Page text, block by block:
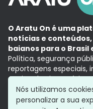
O Aratu On é uma
notícias e
baianos para o Brasil
Política, segurança
reportagens especiais,
Aqui, tudo vira notícia
com a credibilidade do
Grupo Aratu
Política
Nós utilizamos
personalizar a sua